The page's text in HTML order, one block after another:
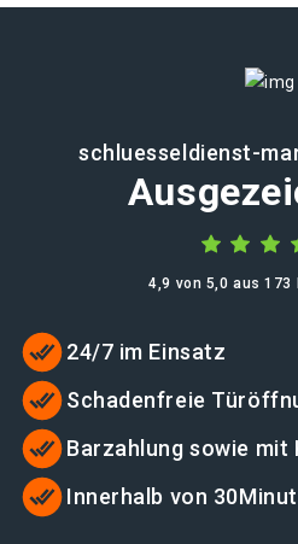
schluesseldienst-
4,9 von 5,0 aus 173
24/7 im Einsatz
Schadenfreie
Barzahlung sowie mit
Innerhalb von